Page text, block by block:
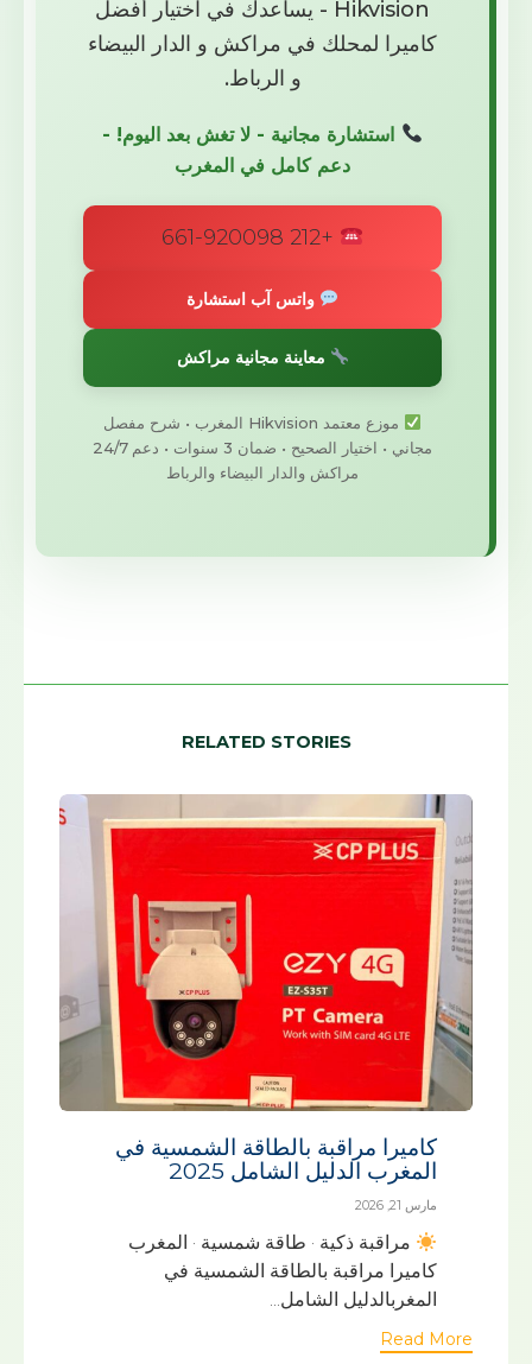
Hikvision - يساعدك في اختيار أفضل
كاميرا لمحلك في مراكش و الدار البيضاء
استشارة مجانية - لا تغش بعد اليوم! -
دعم كامل في المغرب
واتس آب استشارة
معاينة مجانية مراكش
موزع معتمد Hikvision المغرب • شرح مفصل
مجاني • اختيار الصحيح • ضمان 3 سنوات • دعم 24/7
مراكش والدار البيضاء والرباط
RELATED STORIES
كاميرا مراقبة بالطاقة الشمسية في
المغرب الدليل الشامل 2025
مراقبة ذكية · طاقة شمسية · المغرب
كاميرا مراقبة بالطاقة الشمسية في
المغربالدليل الشامل...
Read